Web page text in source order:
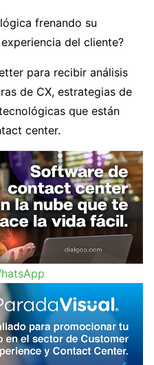
frenando su
del cliente?
para recibir análisis
de CX, estrategias de
que están
center.